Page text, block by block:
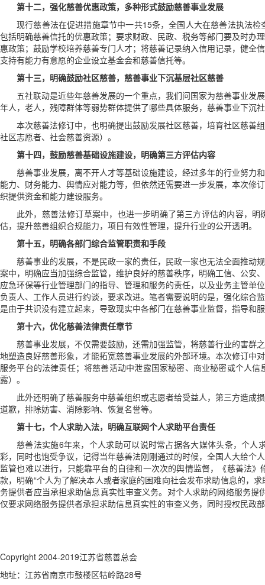
第十二，强化慈善优惠政策，多种形式鼓励慈善事业发展
现行慈善法在促进措施章节中一共15条，全国人大在慈善法执法
包括明确慈善信托的优惠政策；要求财政、民政、税务等部门要及时办
惠政策；鼓励学校培养慈善专门人才；将慈善记录纳入信用记录，健
支持有能力有意愿的企业设立基金会和慈善信托等。
第十三，明确鼓励社区慈善，慈善事业下沉基层社区慈善
五社联动是近些年慈善发展的一个重点，我们问国家为慈善事业发
年人，老人，残障群体等弱势群体提供了哪些具体服务，慈善事业下沉
本次慈善法修订中，也明确提出鼓励发展社区慈善，培育社区慈善
社区志愿者、社会慈善资源）。
第十四，鼓励慈善基础设施建设，明确第三方评估内容
慈善事业发展，离不开人才等基础设施建设，经过多年的行业努力
能力、财务能力、舆情应对能力等，但依然还需要进一步发展，本次
织提供资金和能力建设服务。
此外，慈善法修订草案中，也进一步明确了第三方评估的内容，
估，提升慈善组织合规能力，项目有效性管理，提升行业的公开透明。
第十五，明确各部门综合监管职责和手段
慈善事业的发展，不是民政一家的责任，民政一家也无法全面推动
案中，明确应当加强综合监管，维护良好的慈善秩序，明确工信、公安
应急环保等行业管理部门的指导、管理和服务的责任，以及业务主管
负责人、工作人员进行约谈，要求改进。笔者需要说明的是，强化综
是由于共识没有建立起来，导致现实中各部门在慈善事业监督，指导和
第十六，优化慈善法律责任章节
慈善事业发展，不仅需要鼓励，还需加强监管，将慈善行业的害群
地塑造良好慈善形象，才能拓宽慈善事业发展的外部环境。本次修订中
服务平台的法律责任；将慈善活动中泄露国家秘密、商业秘密或个人
露）。
此外还明确了慈善服务中慈善组织或志愿者给受益人，第三方造成
道歉，排除妨害、消除影响、恢复名誉等。
第十七，个人求助入法，明确互联网个人求助平台责任
慈善法实施6年来，个人求助可以说时常占据各大媒体头条，个人
彩， 同时也饱受争议，记得当年慈善法刚刚通过的时候，全国人大给个
监管也难以进行，只能靠平台的自律和一次次的舆情监督，《慈善法
款，明确“个人为了解决本人或者家庭的困难向社会发布求助信息的，
务提供者应当承担求助信息真实性审查义务。对个人求助的网络服务
仅要求网络服务提供者承担求助信息真实性的审查义务，同时授权民政
Copyright 2004-2019江苏省慈善总会
地址：江苏省南京市鼓楼区牯岭路28号